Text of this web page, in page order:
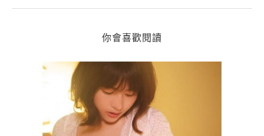
你會喜歡閱讀